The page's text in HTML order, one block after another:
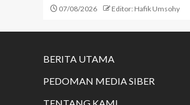
07/08/2026 Editor: Hafik Umsohy
BERITA UTAMA
PEDOMAN MEDIA SIBER